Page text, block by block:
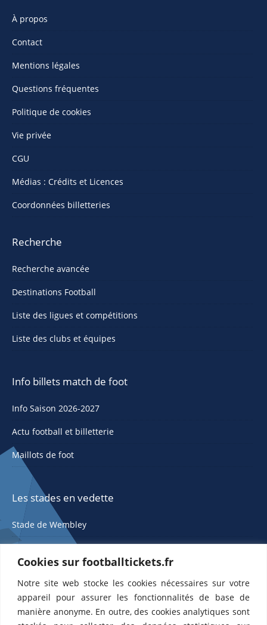
Cookies sur footballtickets.fr
Notre site web stocke les cookies nécessaires sur votre
appareil pour assurer les fonctionnalités de base de
manière anonyme. En outre, des cookies analytiques sont
À propos
Contact
Mentions légales
Questions fréquentes
Politique de cookies
Vie privée
CGU
Médias : Crédits et Licences
Coordonnées billetteries
Recherche
Recherche avancée
Destinations Football
Liste des ligues et compétitions
Liste des clubs et équipes
Info billets match de foot
Info Saison 2026-2027
Actu football et billetterie
Maillots de foot
Les stades en vedette
Stade de Wembley